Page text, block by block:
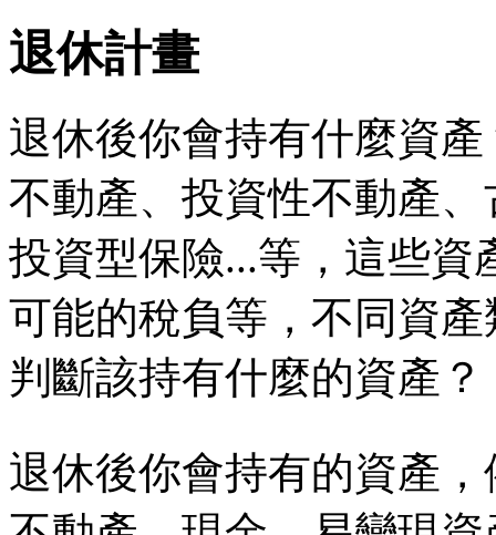
退休計畫
退休後你會持有什麼資
不動產、投資性不動產
投資型保險...等，這些資
可能的稅負等，不同資
判斷該持有什麼的資產？
退休後你會持有的資產